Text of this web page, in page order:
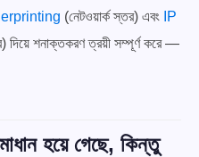
(নেটওয়ার্ক স্তর) এবং IP
দিয়ে শনাক্তকরণ ত্রয়ী সম্পূর্ণ করে —
হয়ে গেছে, কিন্তু